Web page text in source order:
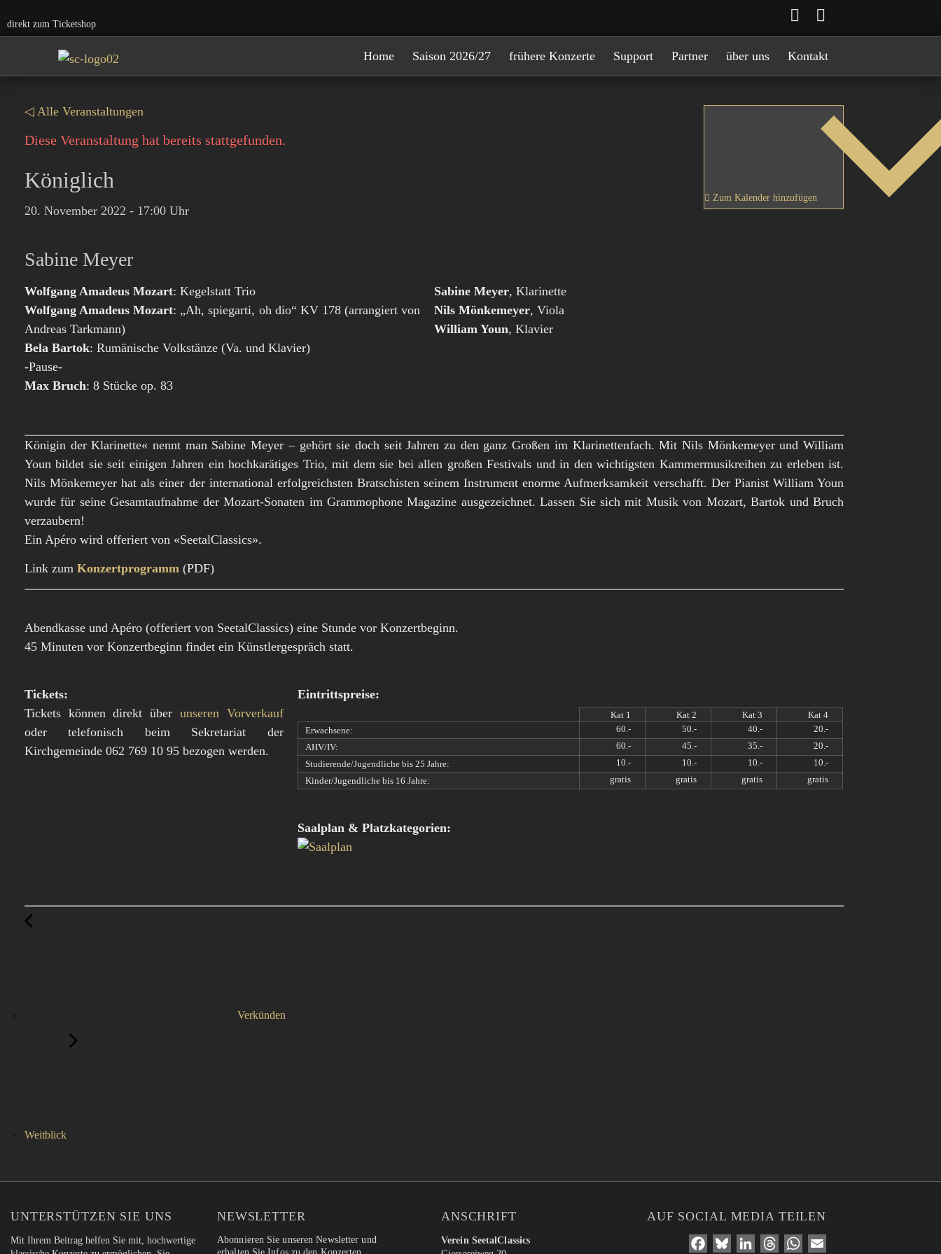
direkt zum Ticketshop
Home Saison 2026/27 frühere Konzerte Support Partner über uns Kontakt
◁ Alle Veranstaltungen
Diese Veranstaltung hat bereits stattgefunden.
Königlich
20. November 2022 - 17:00
Zum Kalender hinzufügen
Sabine Meyer
Wolfgang Amadeus Mozart: Kegelstatt Trio
Wolfgang Amadeus Mozart: „Ah, spiegarti, oh dio“ KV 178 (arrangiert von
Andreas Tarkmann)
Bela Bartok: Rumänische Volkstänze (Va. und Klavier)
-Pause-
Max Bruch: 8 Stücke op. 83
Sabine Meyer, Klarinette
Nils Mönkemeyer, Viola
William Youn, Klavier
Königin der Klarinette« nennt man Sabine Meyer – gehört sie doch seit Jahren zu den ganz Großen im Klarinettenfach. Mit Nils Mönkemeyer und William
Youn bildet sie seit einigen Jahren ein hochkarätiges Trio, mit dem sie bei allen großen Festivals und in den wichtigsten Kammermusikreihen zu erleben ist.
Nils Mönkemeyer hat als einer der international erfolgreichsten Bratschisten seinem Instrument enorme Aufmerksamkeit verschafft. Der Pianist William Youn
wurde für seine Gesamtaufnahme der Mozart-Sonaten im Grammophone Magazine ausgezeichnet. Lassen Sie sich mit Musik von Mozart, Bartok und Bruch
verzaubern!
Ein Apéro wird offeriert von «SeetalClassics».
Link zum Konzertprogramm (PDF)
Abendkasse und Apéro (offeriert von SeetalClassics) eine Stunde vor Konzertbeginn.
45 Minuten vor Konzertbeginn findet ein Künstlergespräch statt.
Tickets:
Tickets können direkt über unseren Vorverkauf
oder telefonisch beim Sekretariat der
Kirchgemeinde 062 769 10 95 bezogen werden.
Eintrittspreise:
Kat 1 Kat 2 Kat 3
Kat 4
Erwachsene:
60.- 50.- 40.-
20.-
AHV/IV:
60.- 45.- 35.-
20.-
Studierende/Jugendliche bis 25 Jahre:
10.- 10.- 10.-
10.-
Kinder/Jugendliche bis 16 Jahre:
gratis gratis gratis gratis
Saalplan & Platzkategorien:
Verkünden
Weitblick
UNTERSTÜTZEN SIE UNS
Mit Ihrem Beitrag helfen Sie mit, hochwertige
NEWSLETTER
Abonnieren Sie unseren Newsletter und
ANSCHRIFT
Verein SeetalClassics
AUF SOCIAL MEDIA TEILEN
FacebookBlueskyLinkedInThreadsWhatsApp